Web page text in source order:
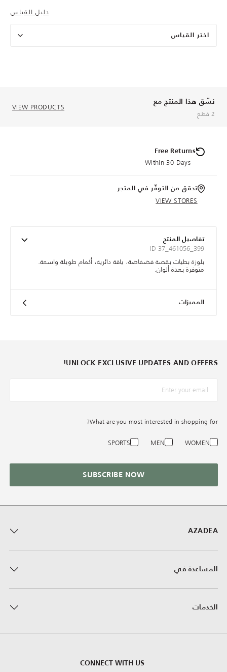
دليل القياس
اختر القياس
نسّق هذا المنتج مع
2 قطع
VIEW PRODUCTS
Free Returns
Within 30 Days
تحقق من التوفّر في المتجر
VIEW STORES
تفاصيل المنتج
ID 37_461056_399
بلوزة بطيات بقصة فضفاضة، ياقة دائرية، أكمام طويلة واسعة.
متوفرة بعدة ألوان.
المميزات
AZADEA
المساعدة في
الخدمات
CONNECT WITH US
UNLOCK EXCLUSIVE UPDATES AND OFFERS!
*البريد الإلكترونيّ
What are you most interested in shopping for?
WOMEN
MEN
SPORTS
SUBSCRIBE NOW